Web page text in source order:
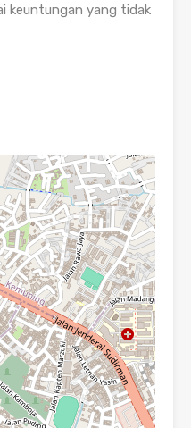
keuntungan yang tidak